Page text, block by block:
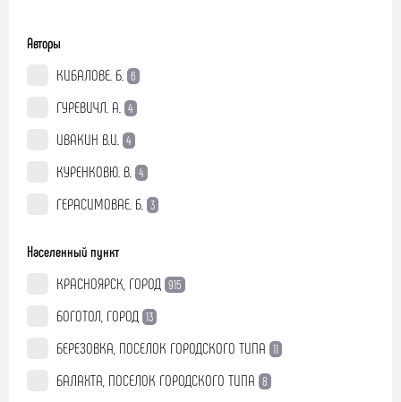
Авторы
КИБАЛОВЕ. Б. 6
ГУРЕВИЧЛ. А. 4
ИВАКИН В.И. 4
КУРЕНКОВЮ. В. 4
ГЕРАСИМОВАЕ. Б. 3
Населенный пункт
КРАСНОЯРСК, ГОРОД 915
БОГОТОЛ, ГОРОД 13
БЕРЕЗОВКА, ПОСЕЛОК ГОРОДСКОГО ТИПА 11
БАЛАХТА, ПОСЕЛОК ГОРОДСКОГО ТИПА 8